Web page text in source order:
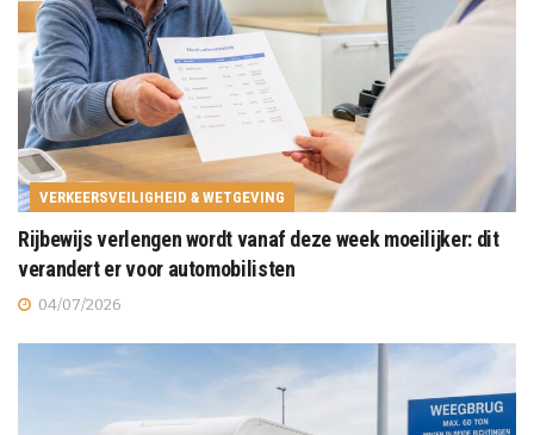
VERKEERSVEILIGHEID & WETGEVING
Rijbewijs verlengen wordt vanaf deze week moeilijker: dit
verandert er voor automobilisten
04/07/2026